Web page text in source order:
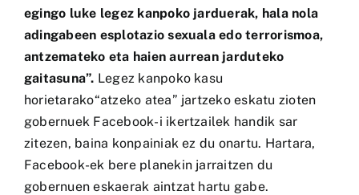
egingo luke legez kanpoko jarduerak, hala nola
adingabeen esplotazio sexuala edo terrorismoa,
antzemateko eta haien aurrean jarduteko
gaitasuna”. Legez kanpoko kasu
horietarako“atzeko atea” jartzeko eskatu zioten
gobernuek Facebook-i ikertzailek handik sar
zitezen, baina konpainiak ez du onartu. Hartara,
Facebook-ek bere planekin jarraitzen du
gobernuen eskaerak aintzat hartu gabe.